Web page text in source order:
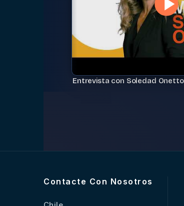
Entrevista con Soledad Onetto
Contacte Con Nosotros